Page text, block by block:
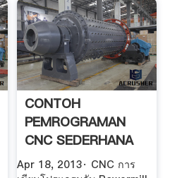
CONTOH
PEMROGRAMAN
CNC SEDERHANA
MENGGUNAKAN .
Apr 18, 2013· CNC การ